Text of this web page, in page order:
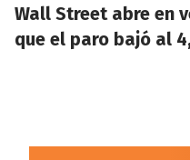
Wall Street abre en
que el paro bajó al